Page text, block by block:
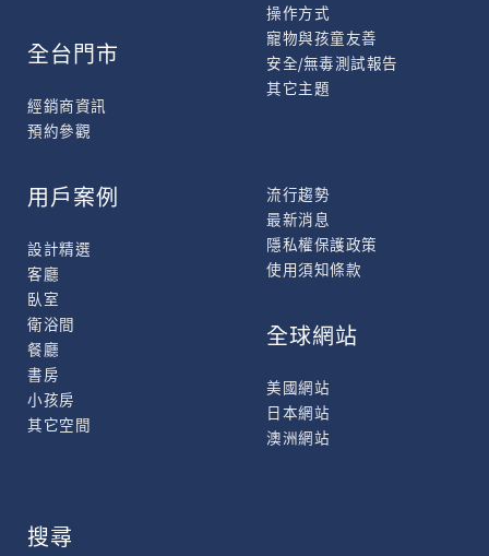
操作方式
寵物與孩童友善
安全/無毒測試報告
其它主題
全台門市
經銷商資訊
預約參觀
用戶案例
設計精選
客廳
臥室
衛浴間
餐廳
書房
小孩房
其它空間
流行趨勢
最新消息
隱私權保護政策
使用須知條款
全球網站
美國網站
日本網站
澳洲網站
搜尋